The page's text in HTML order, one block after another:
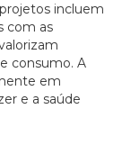
incluem
com as
consumo. A
em
e a saúde